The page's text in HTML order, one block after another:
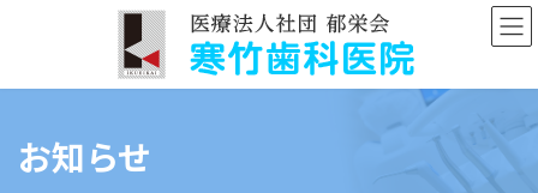
ン
ー
お知らせ